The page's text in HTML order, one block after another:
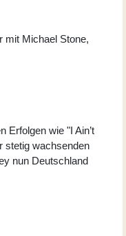
mit Michael Stone,
Erfolgen wie "I Ain’t
stetig wachsenden
nun Deutschland